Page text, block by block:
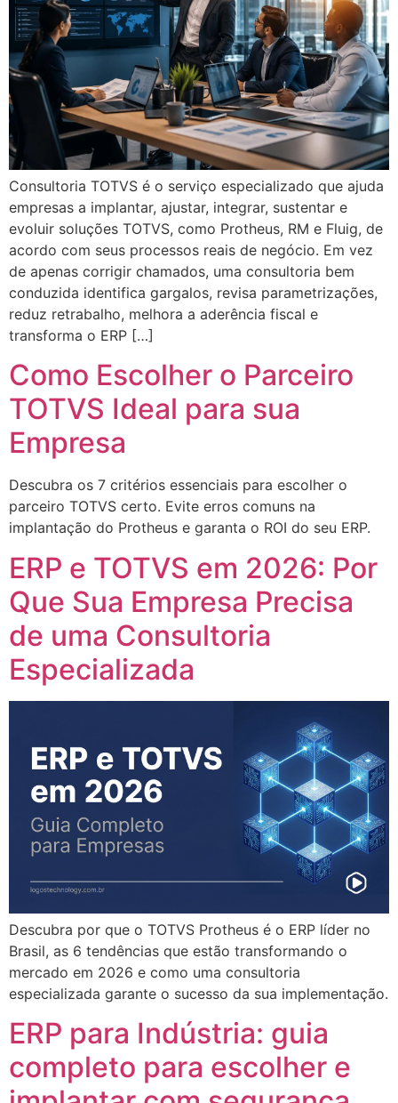
Consultoria TOTVS é o serviço especializado que ajuda
empresas a implantar, ajustar, integrar, sustentar e
evoluir soluções TOTVS, como Protheus, RM e Fluig, de
acordo com seus processos reais de negócio. Em vez
de apenas corrigir chamados, uma consultoria bem
conduzida identifica gargalos, revisa parametrizações,
reduz retrabalho, melhora a aderência fiscal e
transforma o ERP […]
Como Escolher o Parceiro
TOTVS Ideal para sua
Empresa
Descubra os 7 critérios essenciais para escolher o
parceiro TOTVS certo. Evite erros comuns na
implantação do Protheus e garanta o ROI do seu ERP.
ERP e TOTVS em 2026: Por
Que Sua Empresa Precisa
de uma Consultoria
Especializada
Descubra por que o TOTVS Protheus é o ERP líder no
Brasil, as 6 tendências que estão transformando o
mercado em 2026 e como uma consultoria
especializada garante o sucesso da sua implementação.
ERP para Indústria: guia
completo para escolher e